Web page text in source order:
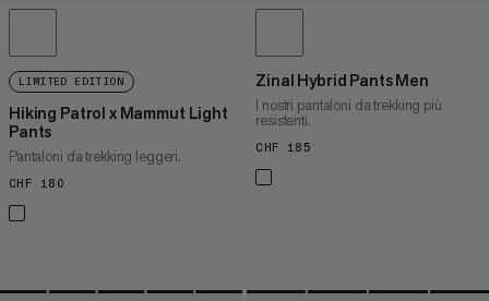
LIMITED EDITION
Hiking Patrol x Mammut Light
Pants
Pantaloni da trekking leggeri.
CHF 180
Zinal Hybrid Pants Men
I nostri pantaloni da trekking più
resistenti.
CHF 185